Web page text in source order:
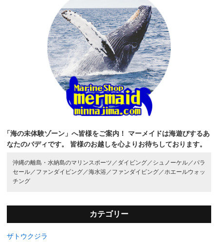
「海の未体験ゾーン」へ皆様をご案内！
マーメイドは海遊びするあ
なたのバディです。
皆様のお越しを心よりお待ちしております。
沖縄の離島・水納島のマリンスポーツ／ ダイビング／ シュノーケル／パラ
セール／ ファンダイビング／海水浴／ ファンダイビング／ホエールウォッ
チング
カテゴリー
ザトウクジラ